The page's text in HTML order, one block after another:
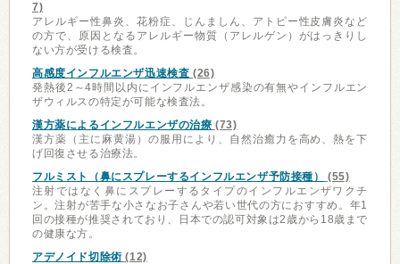
7)
アレルギー性鼻炎、花粉症、じんましん、アトピー性皮膚炎など
の方で、原因となるアレルギー物質（アレルゲン）がはっきりし
ない方が受ける検査。
高感度インフルエンザ迅速検査 (26)
発熱後2～4時間以内にインフルエンザ感染の有無やインフルエン
ザウィルスの特定が可能な検査法。
漢方薬によるインフルエンザの治療 (73)
漢方薬（主に麻黄湯）の服用により、自然治癒力を高め、熱を下
げ回復させる治療法。
フルミスト（鼻にスプレーするインフルエンザ予防接種）
(55)
注射ではなく鼻にスプレーするタイプのインフルエンザワクチ
ン。注射が苦手な小さなお子さんや若い世代の方におすすめ。年1
回の接種が推奨されており、日本での認可対象は2歳から18歳まで
の健康な方。
アデノイド切除術 (12)